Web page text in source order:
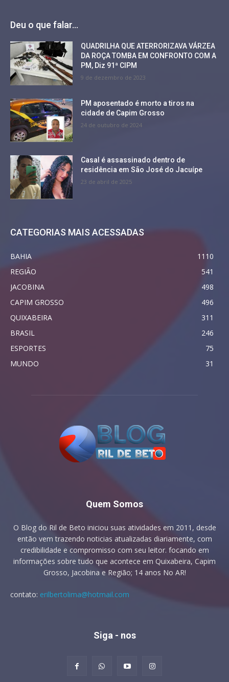
Deu o que falar...
QUADRILHA QUE ATERRORIZAVA VÁRZEA
DA ROÇA TOMBA EM CONFRONTO COM A
PM, Diz 91ª CIPM
9 de dezembro de 2023
PM aposentado é morto a tiros na
cidade de Capim Grosso
24 de outubro de 2024
Casal é assassinado dentro de
residência em São José do Jacuípe
23 de abril de 2025
CATEGORIAS MAIS ACESSADAS
BAHIA
1110
REGIÃO
541
JACOBINA
498
CAPIM GROSSO
496
QUIXABEIRA
311
BRASIL
246
ESPORTES
75
MUNDO
31
Quem Somos
O Blog do Ril de Beto iniciou suas atividades em 2011, desde
então vem trazendo noticias atualizadas diariamente, com
credibilidade e compromisso com seu leitor. focando em
informações sobre tudo que acontece em Quixabeira, Capim
Grosso, Jacobina e Região; 14 anos No AR!
contato: erilbertolima@hotmail.com
Siga - nos